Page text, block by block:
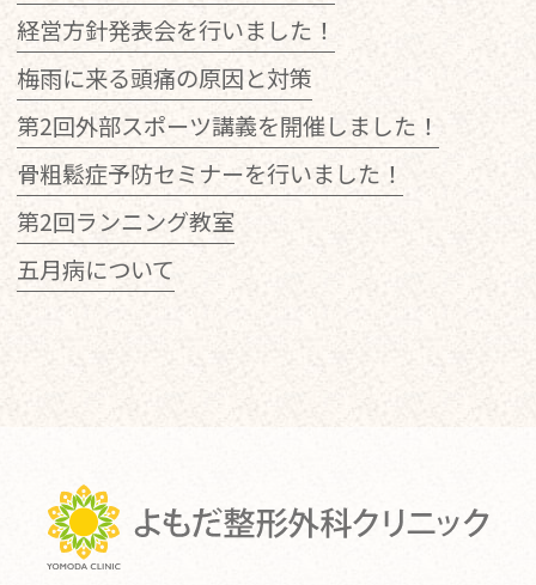
経営方針発表会を行いました！
梅雨に来る頭痛の原因と対策
第2回外部スポーツ講義を開催しました！
骨粗鬆症予防セミナーを行いました！
第2回ランニング教室
五月病について